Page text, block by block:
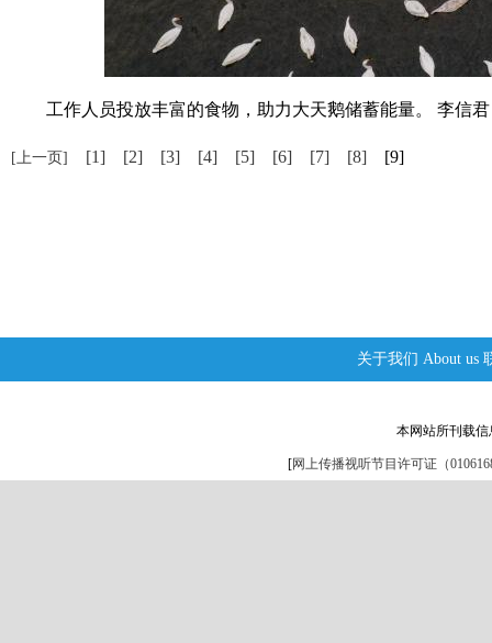
工作人员投放丰富的食物，助力大天鹅储蓄能量。 李信君
[上一页] [1] [2] [3] [4] [5] [6] [7] [8] [9]
关于我们 About us
本网站所刊载
[网上传播视听节目许可证（